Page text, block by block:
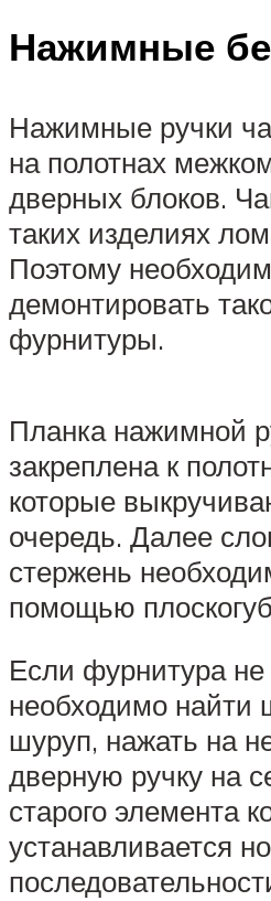
Нажимные
Нажимные ручки
на полотнах
дверных блоков.
таких изделиях
Поэтому
демонтировать
фурнитуры.
Планка нажимной
закреплена к
которые
очередь. Далее
стержень
помощью
Если фурнитура не
необходимо найти
шуруп, нажать на
дверную ручку на
старого элемента
устанавливается